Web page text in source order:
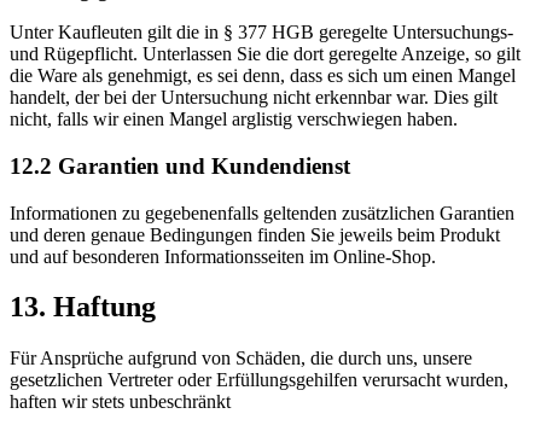
Unter Kaufleuten gilt die in § 377 HGB geregelte Untersuchungs-
und Rügepflicht. Unterlassen Sie die dort geregelte Anzeige, so gilt
die Ware als genehmigt, es sei denn, dass es sich um einen Mangel
handelt, der bei der Untersuchung nicht erkennbar war. Dies gilt
nicht, falls wir einen Mangel arglistig verschwiegen haben.
12.2 Garantien und Kundendienst
Informationen zu gegebenenfalls geltenden zusätzlichen Garantien
und deren genaue Bedingungen finden Sie jeweils beim Produkt
und auf besonderen Informationsseiten im Online-Shop.
13. Haftung​​​​​​​
Für Ansprüche aufgrund von Schäden, die durch uns, unsere
gesetzlichen Vertreter oder Erfüllungsgehilfen verursacht wurden,
haften wir stets unbeschränkt